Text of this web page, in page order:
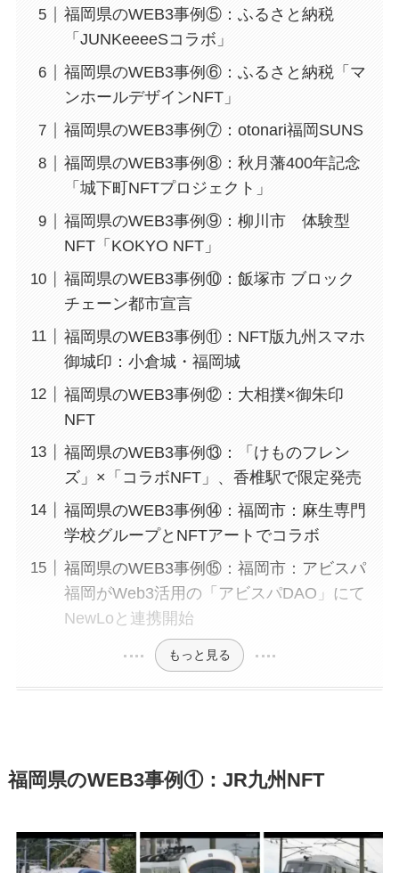
福岡県のWEB3事例⑤：ふるさと納税
「JUNKeeeeSコラボ」
福岡県のWEB3事例⑥：ふるさと納税「マ
ンホールデザインNFT」
福岡県のWEB3事例⑦：otonari福岡SUNS
福岡県のWEB3事例⑧：秋月藩400年記念
「城下町NFTプロジェクト」
福岡県のWEB3事例⑨：柳川市 体験型
NFT「KOKYO NFT」
福岡県のWEB3事例⑩：飯塚市 ブロック
チェーン都市宣言
福岡県のWEB3事例⑪：NFT版九州スマホ
御城印：小倉城・福岡城
福岡県のWEB3事例⑫：大相撲×御朱印
NFT
福岡県のWEB3事例⑬：「けものフレン
ズ」×「コラボNFT」、香椎駅で限定発売
福岡県のWEB3事例⑭：福岡市：麻生専門
学校グループとNFTアートでコラボ
福岡県のWEB3事例⑮：福岡市：アビスパ
福岡がWeb3活用の「アビスパDAO」にて
NewLoと連携開始
もっと見る
福岡県のWEB3事例①：JR九州NFT